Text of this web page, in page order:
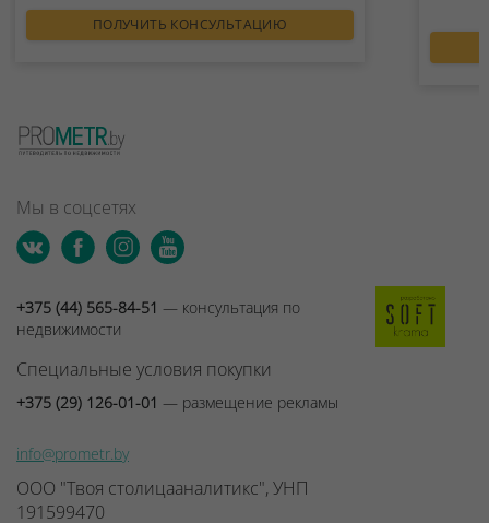
ПОЛУЧИТЬ КОНСУЛЬТАЦИЮ
Мы в соцсетях
+375 (44) 565-84-51 — консультация по
недвижимости
Специальные условия покупки
+375 (29) 126-01-01 — размещение рекламы
info@prometr.by
ООО "Твоя столицааналитикс", УНП
191599470